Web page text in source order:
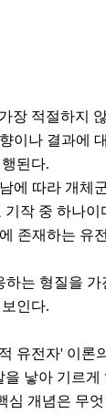
장 적절하지
이나 결과에
된다.
에 따라 개체
기작 중 하나이
존재하는 유
하는 형질을
인다.
유전자' 이론
낳아 기르게
심 개념은 무